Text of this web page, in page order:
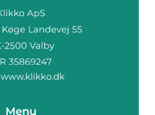
www.klikko.dk
Menu